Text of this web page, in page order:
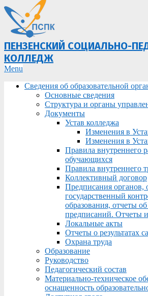
ПЕНЗЕНСКИЙ СОЦИАЛЬНО-
КОЛЛЕДЖ
Primary
Menu
Menu
Сведения об образовательной
Основные сведения
Структура и органы
Документы
Устав колледжа
Изменения в
Изменения в
Правила внутреннего
обучающихся
Правила внутреннего
Коллективный договор
Предписания
государственный
образования, отчеты
предписаний. Отчеты
Локальные акты
Отчеты о результатах
Охрана труда
Образование
Руководство
Педагогический состав
Материально-техническое
оснащенность